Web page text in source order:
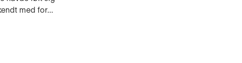
med for...